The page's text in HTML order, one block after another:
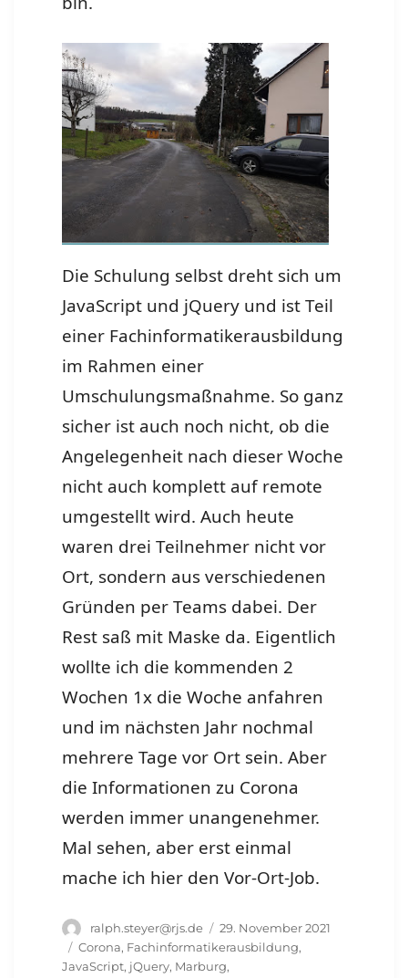
Die Schulung selbst dreht sich um
JavaScript und jQuery und ist Teil
einer Fachinformatikerausbildung
im Rahmen einer
Umschulungsmaßnahme. So ganz
sicher ist auch noch nicht, ob die
Angelegenheit nach dieser Woche
nicht auch komplett auf remote
umgestellt wird. Auch heute
waren drei Teilnehmer nicht vor
Ort, sondern aus verschiedenen
Gründen per Teams dabei. Der
Rest saß mit Maske da. Eigentlich
wollte ich die kommenden 2
Wochen 1x die Woche anfahren
und im nächsten Jahr nochmal
mehrere Tage vor Ort sein. Aber
die Informationen zu Corona
werden immer unangenehmer.
Mal sehen, aber erst einmal
mache ich hier den Vor-Ort-Job.
Autor
ralph.steyer@rjs.de
Veröffentlicht
am
29. November 2021
Schlagwörter
Corona, Fachinformatikerausbildung,
JavaScript, jQuery, Marburg,